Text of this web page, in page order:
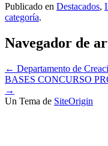
Publicado en Destacados,
categoría.
Navegador de
← Departamento de
BASES CONCURSO
→
Un Tema de SiteOrigin